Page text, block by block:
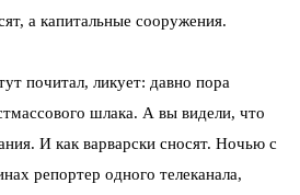
а капитальные сооружения.
почитал, ликует: давно пора
шлака. А вы видели, что
И как варварски сносят. Ночью с
репортер одного телеканала,